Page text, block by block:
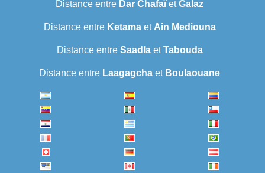
Distance entre Dar ChafaïetGalaz
Distance entre Ketamaet Ain Mediouna
Distance entre SaadlaetTabouda
Distance entre Laagagcha et Boulaouane